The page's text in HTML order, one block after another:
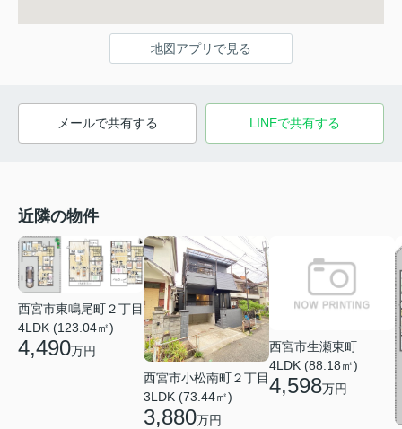
地図アプリで見る
メールで共有する LINEで共有する
近隣の物件
西宮市東鳴尾町２丁目
4LDK (123.04㎡)
4,490万円
西宮市小松南町２丁目
3LDK (73.44㎡)
3,880万円
西宮市生瀬東町
4LDK (88.18㎡)
4,598万円